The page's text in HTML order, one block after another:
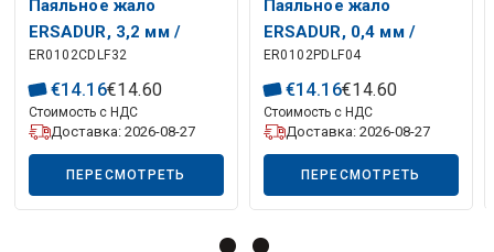
Паяльное жало
ERSADUR, 3,2 мм /
0,126 дюйма, ERSA
ER0102CDLF32
€14.16€14.60
Стоимость с НДС
Доставка: 2026-08-27
ПЕРЕСМОТРЕТЬ
Паяльное жало
ERSADUR, 0,4 мм /
0,016 дюйма, ERSA
ER0102PDLF04
€14.16€14.60
Стоимость с НДС
Доставка: 2026-08-27
ПЕРЕСМОТРЕТЬ